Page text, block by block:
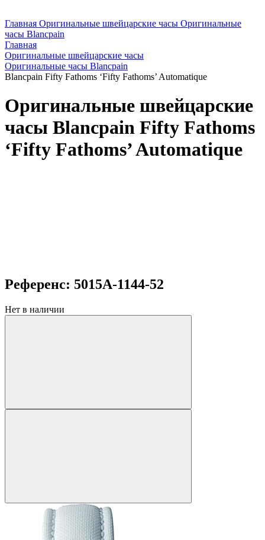
Главная Оригинальные швейцарские часы Оригинальные
часы Blancpain
Главная
Оригинальные швейцарские часы
Оригинальные часы Blancpain
Blancpain Fifty Fathoms ‘Fifty Fathoms’ Automatique
Оригинальные швейцарские
часы Blancpain Fifty Fathoms
‘Fifty Fathoms’ Automatique
Референс: 5015A-1144-52
Нет в наличии